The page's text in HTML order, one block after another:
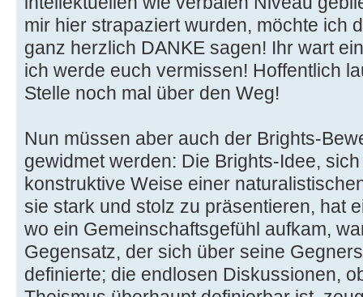
mir hier strapaziert wurden, möchte ich
ganz herzlich DANKE sagen! Ihr wart
ich werde euch vermissen! Hoffentlich
Stelle noch mal über den Weg!
Nun müssen aber auch der Brights-
gewidmet werden: Die Brights-Idee,
konstruktive Weise einer
sie stark und stolz zu präsentieren, hat
wo ein Gemeinschaftsgefühl aufkam,
Gegensatz, der sich über seine
definierte; die endlosen Diskussionen,